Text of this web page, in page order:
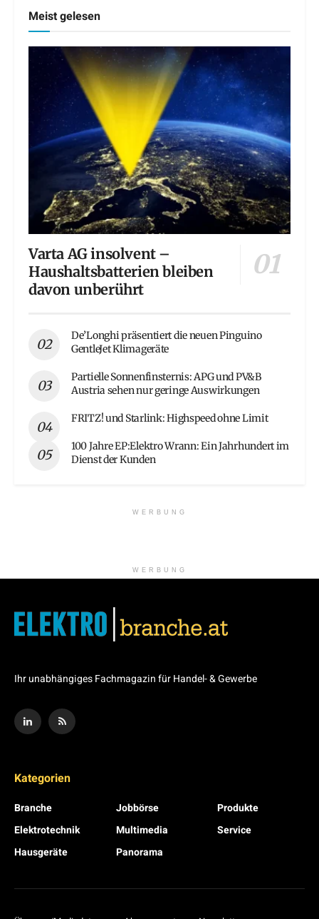
Meist gelesen
Varta AG insolvent –
Haushaltsbatterien bleiben
davon unberührt
De’Longhi präsentiert die neuen Pinguino
GentleJet Klimageräte
Partielle Sonnenfinsternis: APG und PV&B
Austria sehen nur geringe Auswirkungen
FRITZ! und Starlink: Highspeed ohne Limit
100 Jahre EP:Elektro Wrann: Ein Jahrhundert im
Dienst der Kunden
WERBUNG
WERBUNG
Ihr unabhängiges Fachmagazin für Handel- & Gewerbe
Kategorien
Branche
Elektrotechnik
Hausgeräte
Jobbörse
Multimedia
Panorama
Produkte
Service